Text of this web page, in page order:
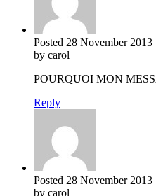
Posted 28 November 2013
by carol
POURQUOI MON
Reply
Posted 28 November 2013
by carol